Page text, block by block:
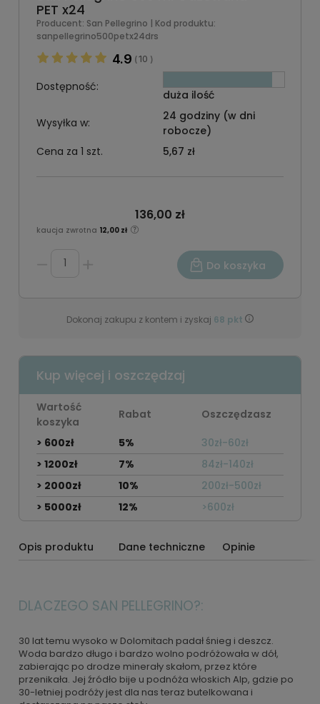
PET x24
Producent: San Pellegrino | Kod produktu:
sanpellegrino500petx24drs
4.9 (10 )
Dostępność:
duża ilość
Wysyłka w:
24 godziny (w dni
robocze)
Cena za 1 szt.
5,67 zł
136,00 zł
kaucja zwrotna 12,00 zł
Do koszyka
Dokonaj zakupu z kontem i zyskaj 68 pkt
Kup więcej i oszczędzaj
Wartość
koszyka
Rabat
Oszczędzasz
> 600zł
5%
30zł-60zł
> 1200zł
7%
84zł-140zł
> 2000zł
10%
200zł-500zł
> 5000zł
12% >600zł
Opis produktu Dane techniczne Opinie
DLACZEGO SAN PELLEGRINO?:
30 lat temu wysoko w Dolomitach padał śnieg i deszcz.
Woda bardzo długo i bardzo wolno podróżowała w dół,
zabierając po drodze minerały skałom, przez które
przenikała. Jej źródło bije u podnóża włoskich Alp, gdzie po
30-letniej podróży jest dla nas teraz butelkowana i